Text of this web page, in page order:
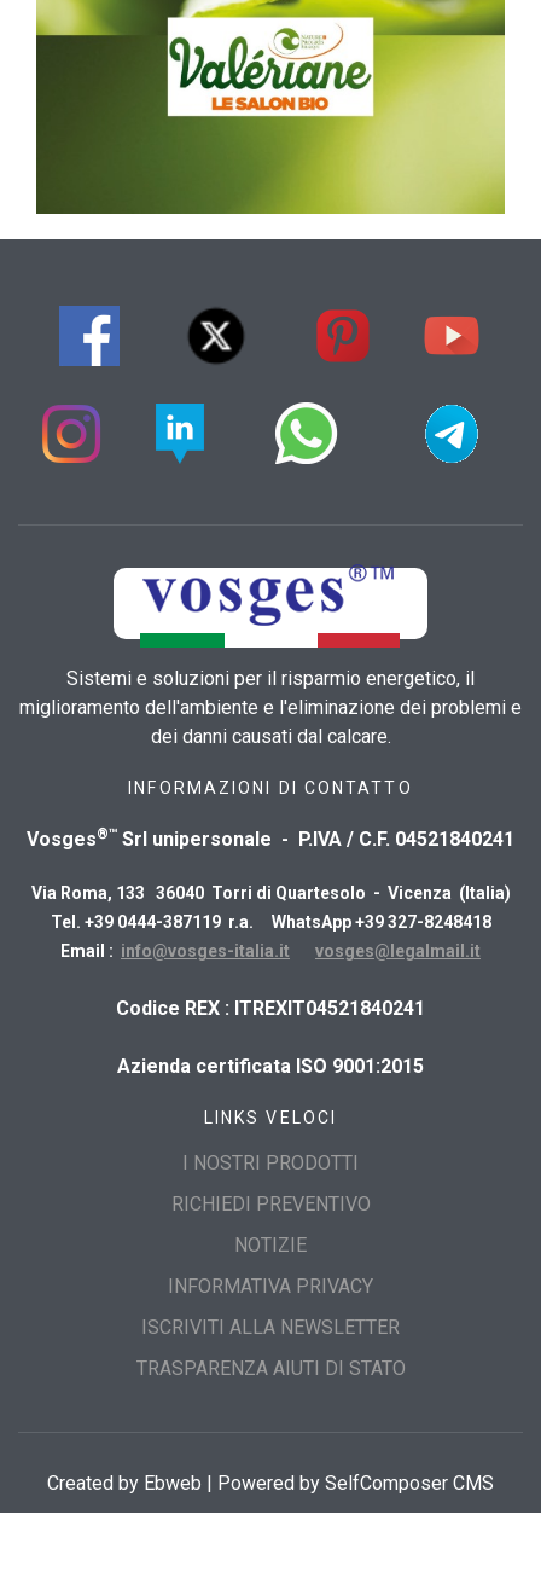
Sistemi e soluzioni per il risparmio energetico, il
miglioramento dell'ambiente e l'eliminazione dei problemi e
dei danni causati dal calcare.
INFORMAZIONI DI CONTATTO
Vosges®™ Srl unipersonale - P.IVA / C.F. 04521840241
Via Roma, 133 36040 Torri di Quartesolo - Vicenza (Italia)
Tel. +39 0444-387119 r.a. WhatsApp +39 327-8248418
Email : info@vosges-italia.it vosges@legalmail.it
​Codice REX : ITREXIT04521840241
Azienda certificata ISO 9001:2015
LINKS VELOCI
I NOSTRI PRODOTTI
RICHIEDI PREVENTIVO
NOTIZIE
INFORMATIVA PRIVACY
ISCRIVITI ALLA NEWSLETTER
TRASPARENZA AIUTI DI STATO
Created by Ebweb | Powered by SelfComposer CMS